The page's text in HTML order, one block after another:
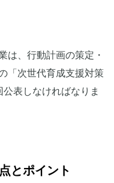
は、行動計画の策定・
「次世代育成支援対策
表しなければなりま
とポイント